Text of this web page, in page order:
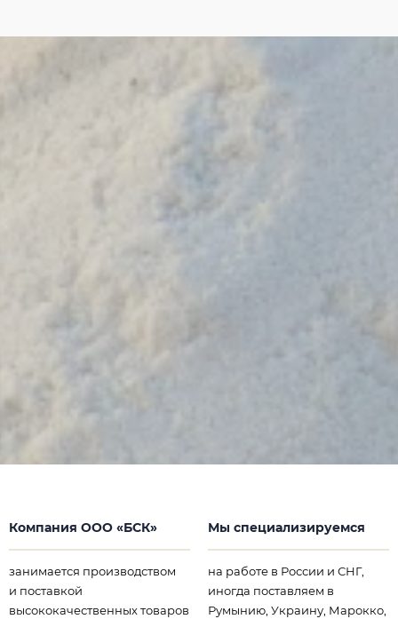
Компания ООО «БСК»
занимается производством
и поставкой
высококачественных товаров
Мы специализируемся
на работе в России и СНГ,
иногда поставляем в
Румынию, Украину, Марокко,